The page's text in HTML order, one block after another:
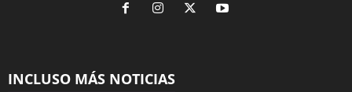
INCLUSO MÁS NOTICIAS